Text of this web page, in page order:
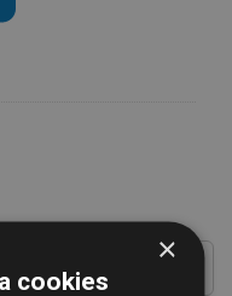
×
cookies